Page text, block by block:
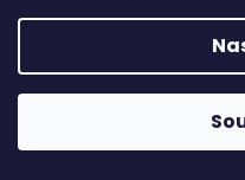
motocykly nevhodná